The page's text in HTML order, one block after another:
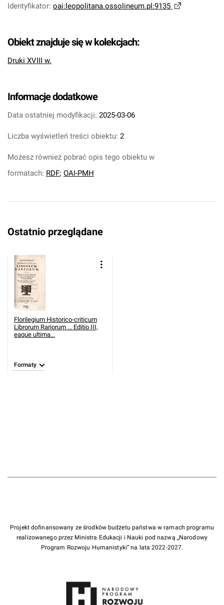
Identyfikator: oai:leopolitana.ossolineum.pl:9135
Obiekt znajduje się w kolekcjach:
Druki XVIII w.
Informacje dodatkowe
Data ostatniej modyfikacji: 2025-03-06
Liczba wyświetleń treści obiektu: 2
Możesz również pobrać opis tego obiektu w
formatach: RDF; OAI-PMH
Ostatnio przeglądane
Florilegium Historico-criticum
Librorum Rariorum ... Editio III,
eaque ultima...
Formaty
Projekt dofinansowany ze środków budżetu państwa w ramach programu
realizowanego przez Ministra Edukacji i Nauki pod nazwą „Narodowy
Program Rozwoju Humanistyki” na lata 2022-2027.